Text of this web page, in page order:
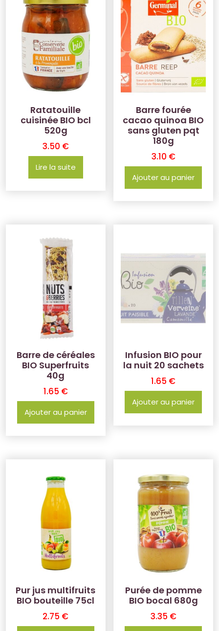
Ratatouille
cuisinée BIO bcl
520g
3.50 €
Lire la suite
Barre fourée
cacao quinoa BIO
sans gluten pqt
180g
3.10 €
Ajouter au panier
Barre de céréales
BIO Superfruits
40g
1.65 €
Ajouter au panier
Infusion BIO pour
la nuit 20 sachets
1.65 €
Ajouter au panier
Pur jus multifruits
BIO bouteille 75cl
2.75 €
Purée de pomme
BIO bocal 680g
3.35 €